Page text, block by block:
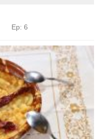
Ep: 6